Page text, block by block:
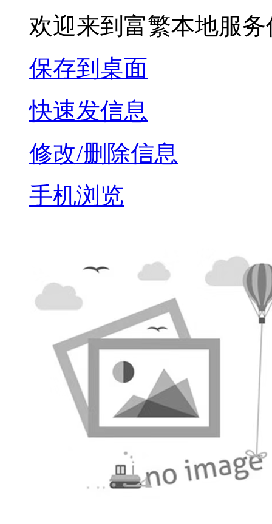
欢迎来到富繁本地服
保存到桌面
快速发信息
修改/删除信息
手机浏览